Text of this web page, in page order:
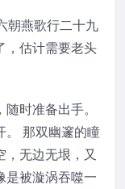
朝燕歌行二十九
，估计需要老头
时准备出手。
。 那双幽邃的瞳
无边无垠，又
是被漩涡吞噬一